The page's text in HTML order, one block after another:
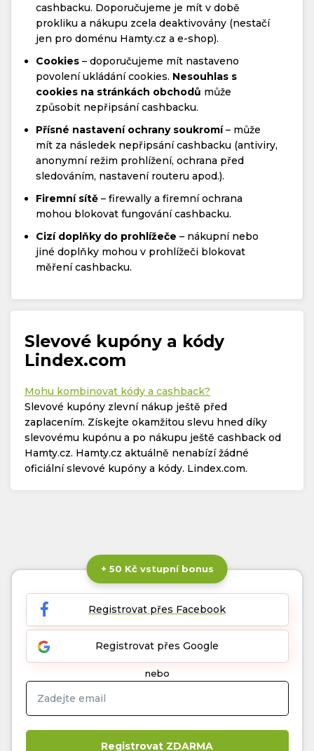
cashbacku. Doporučujeme je mít v době
prokliku a nákupu zcela deaktivovány (nestačí
jen pro doménu Hamty.cz a e-shop).
Cookies – doporučujeme mít nastaveno
povolení ukládání cookies. Nesouhlas s
cookies na stránkách obchodů může
způsobit nepřipsání cashbacku.
Přísné nastavení ochrany soukromí– může
mít za následek nepřipsání cashbacku (antiviry,
anonymní režim prohlížení, ochrana před
sledováním, nastavení routeru apod.).
Firemní sítě – firewally a firemní ochrana
mohou blokovat fungování cashbacku.
Cizí doplňky do prohlížeče – nákupní nebo
jiné doplňky mohou v prohlížeči blokovat
měření cashbacku.
Slevové kupóny a kódy
Lindex.com
Mohu kombinovat kódy a cashback?
Slevové kupóny zlevní nákup ještě před
zaplacením. Získejte okamžitou slevu hned díky
slevovému kupónu a po nákupu ještě cashback od
Hamty.cz. Hamty.cz aktuálně nenabízí žádné
oficiální slevové kupóny a kódy. Lindex.com.
+ 50 Kč vstupní bonus
Registrovat přes Facebook
Registrovat přes Google
nebo